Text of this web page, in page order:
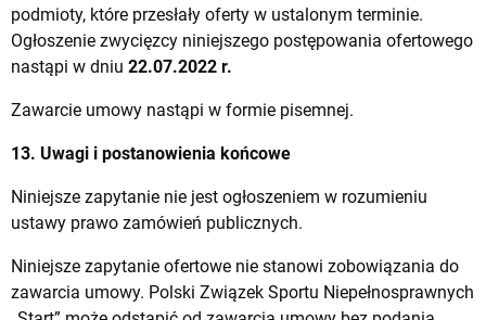
podmioty, które przesłały oferty w ustalonym terminie.
Ogłoszenie zwycięzcy niniejszego postępowania ofertowego
nastąpi w dniu 22.07.2022 r.
Zawarcie umowy nastąpi w formie pisemnej.
13. Uwagi i postanowienia końcowe
Niniejsze zapytanie nie jest ogłoszeniem w rozumieniu
ustawy prawo zamówień publicznych.
Niniejsze zapytanie ofertowe nie stanowi zobowiązania do
zawarcia umowy. Polski Związek Sportu Niepełnosprawnych